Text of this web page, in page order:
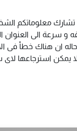
تشارك
الى العنوان
ان هناك خطأ فى
لا يمكن